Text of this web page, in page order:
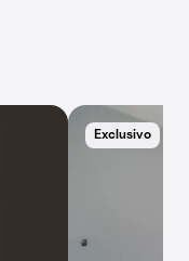
Exclusivo